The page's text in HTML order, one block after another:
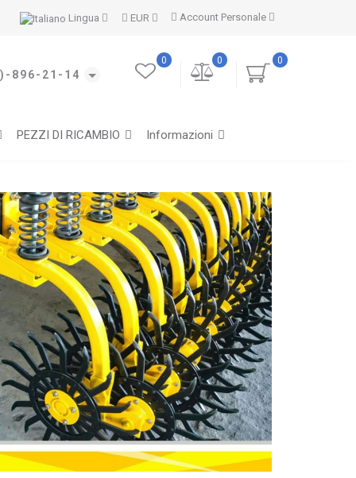
Account Personale
EUR
Lingua
896-21-14
0
0
0
PEZZI DI RICAMBIO Informazioni